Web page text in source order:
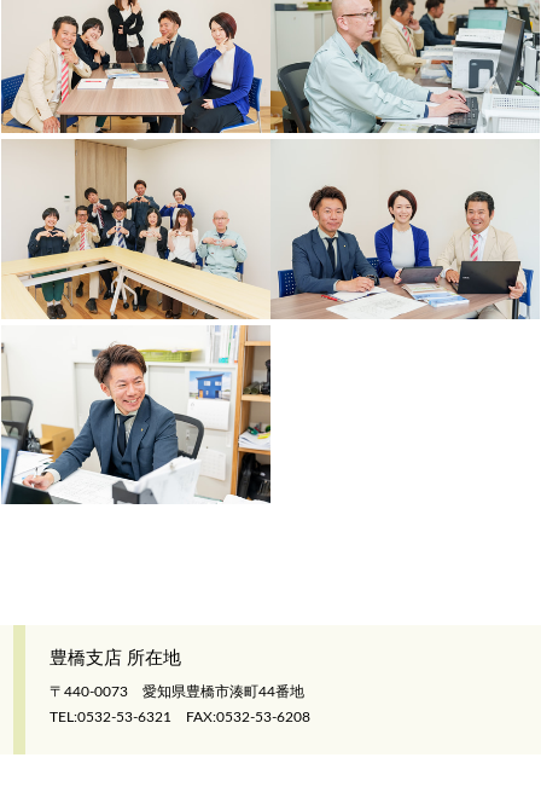
豊橋支店 所在地
〒440-0073 愛知県豊橋市湊町44番地
TEL:0532-53-6321 FAX:0532-53-6208